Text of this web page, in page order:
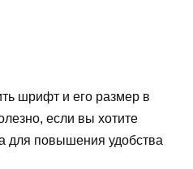
шрифт и его размер в
если вы хотите
для повышения удобства